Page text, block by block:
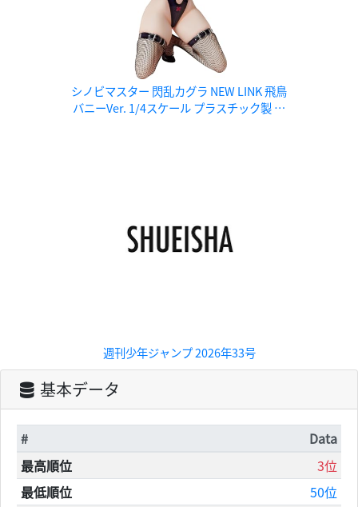
シノビマスター 閃乱カグラ NEW LINK 飛鳥
バニーVer. 1/4スケール プラスチック製 塗
週刊少年ジャンプ 2026年33号
基本データ
#
Data
最高順位
3位
最低順位
50位